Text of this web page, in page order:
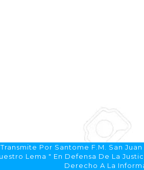
Por Santome F.M. San Juan
Lema " En Defensa De La
Derecho A La